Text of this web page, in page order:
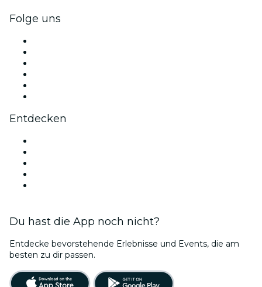
Folge uns
Entdecken
Du hast die App noch nicht?
Entdecke bevorstehende Erlebnisse und Events, die am
besten zu dir passen.